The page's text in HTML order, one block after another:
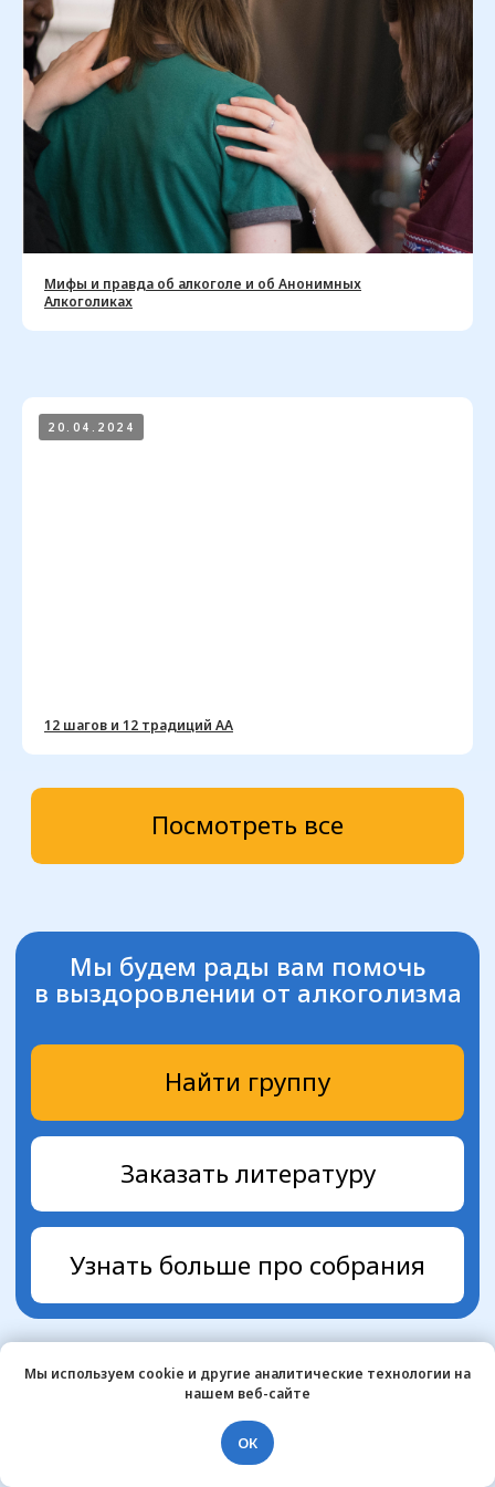
Мифы и правда об алкоголе и об Анонимных
Алкоголиках
20.04.2024
12 шагов и 12 традиций АА
Мы используем cookie и другие аналитические технологии на
нашем веб-сайте
ОК